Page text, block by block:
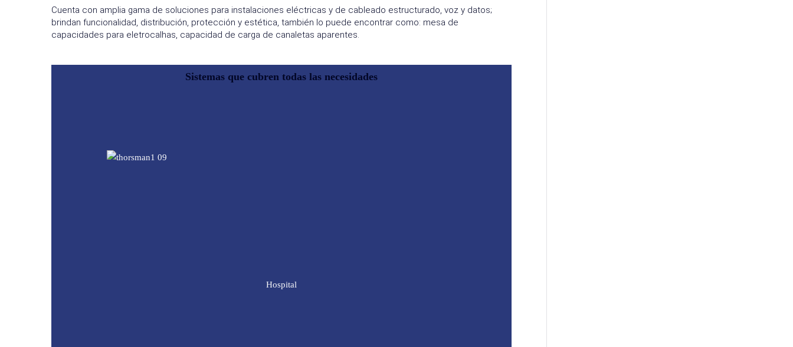
Cuenta con amplia gama de soluciones para instalaciones eléctricas y de cableado estructurado, voz y datos;
brindan funcionalidad, distribución, protección y estética, también lo puede encontrar como: mesa de
capacidades para eletrocalhas, capacidad de carga de canaletas aparentes.
Sistemas que cubren todas las necesidades
Hospital